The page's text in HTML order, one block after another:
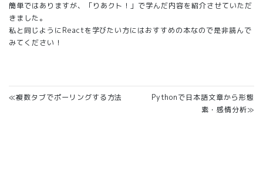
簡単ではありますが、「りあクト！」で学んだ内容を紹介させていただ
きました。
私と同じようにReactを学びたい方にはおすすめの本なので是非読んで
みてください！
≪複数タブでポーリングする方法
Pythonで日本語文章から形態
素・感情分析≫